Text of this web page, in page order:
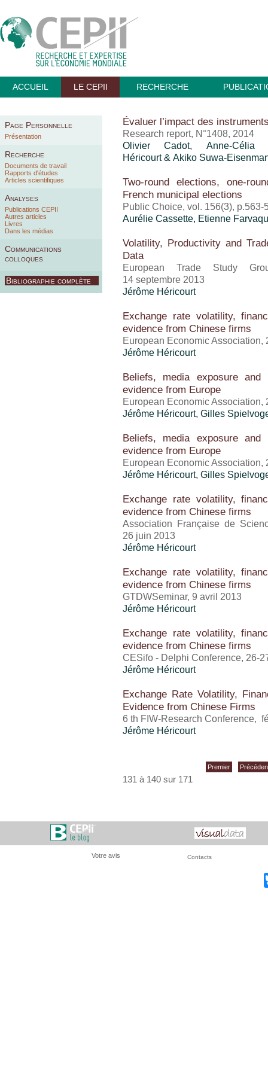
ACCUEIL LE CEPII RECHERCHE
Page Personnelle
Présentation
Recherche
Documents de travail
Rapports d'études
Articles scientifiques
Analyses
Publications CEPII
Autres articles
Livres
Dans les médias
Communications
colloques
Bibliographie complète
Évaluer l’impact des
Research report, N°1408, 2014
Olivier Cadot, Anne-
Héricourt& Akiko Suwa-
Two-round elections, one-
French municipal elections
Public Choice, vol. 156(3), p.563-
Aurélie Cassette, Etienne
Volatility, Productivity and
Data
European Trade Study
14 septembre 2013
Jérôme Héricourt
Exchange rate volatility,
evidence from Chinese firms
European Economic
Jérôme Héricourt
Beliefs, media exposure
evidence from Europe
European Economic
Jérôme Héricourt, Gilles
Beliefs, media exposure
evidence from Europe
European Economic
Jérôme Héricourt, Gilles
Exchange rate volatility,
evidence from Chinese firms
Association Française de
26 juin 2013
Jérôme Héricourt
Exchange rate volatility,
evidence from Chinese firms
GTDWSeminar, 9 avril 2013
Jérôme Héricourt
Exchange rate volatility,
evidence from Chinese firms
CESifo - Delphi Conference, 26-
Jérôme Héricourt
Exchange Rate Volatility,
Evidence from Chinese Firms
6 th FIW-Research Conference,
Jérôme Héricourt
Premier
131 à 140 sur 171
Votre avis Contacts